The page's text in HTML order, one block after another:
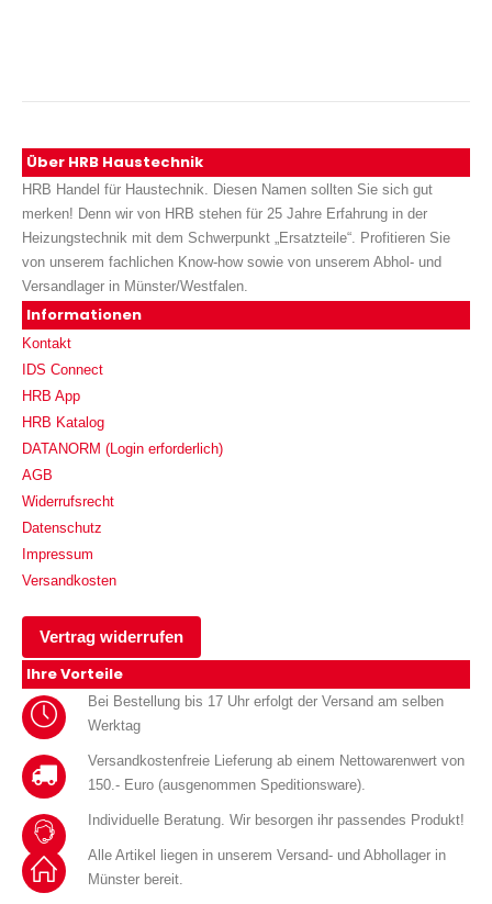
Über HRB Haustechnik
HRB Handel für Haustechnik. Diesen Namen sollten Sie sich gut
merken! Denn wir von HRB stehen für 25 Jahre Erfahrung in der
Heizungstechnik mit dem Schwerpunkt „Ersatzteile“. Profitieren Sie
von unserem fachlichen Know-how sowie von unserem Abhol- und
Versandlager in Münster/Westfalen.
Informationen
Kontakt
IDS Connect
HRB App
HRB Katalog
DATANORM (Login erforderlich)
AGB
Widerrufsrecht
Datenschutz
Impressum
Versandkosten
Vertrag widerrufen
Ihre Vorteile
Bei Bestellung bis 17 Uhr erfolgt der Versand am selben
Werktag
Versandkostenfreie Lieferung ab einem Nettowarenwert von
150.- Euro (ausgenommen Speditionsware).
Individuelle Beratung. Wir besorgen ihr passendes Produkt!
Alle Artikel liegen in unserem Versand- und Abhollager in
Münster bereit.